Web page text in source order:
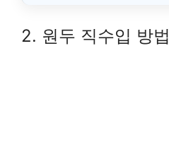
2. 원두 직수입 방법